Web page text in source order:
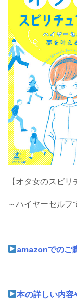
【オタ女のスピ
～ハイヤーセルフ
amazonでのご
本の詳しい内